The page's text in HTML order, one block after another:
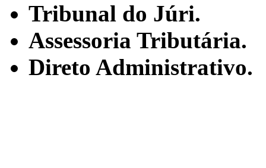
Tribunal do Júri.
Assessoria Tributária.
Direto Administrativo.